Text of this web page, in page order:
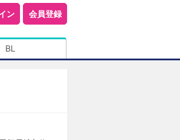
ン 会員登録
BL